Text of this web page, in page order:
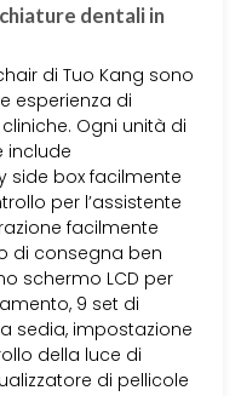
dentali in
di Tuo Kang sono
esperienza di
Ogni unità di
include
side box facilmente
per l’assistente
facilmente
di consegna ben
schermo LCD per
9 set di
sedia, impostazione
della luce di
di pellicole